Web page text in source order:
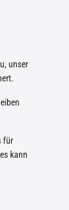
unser
für
kann